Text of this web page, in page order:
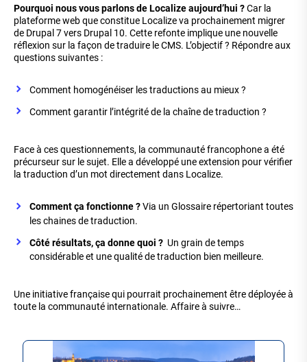
Pourquoi nous vous parlons de Localize aujourd’hui ?Car la
plateforme web que constitue Localize va prochainement migrer
de Drupal 7 vers Drupal 10. Cette refonte implique une nouvelle
réflexion sur la façon de traduire le CMS. L’objectif ? Répondre aux
questions suivantes :
Comment homogénéiser les traductions au mieux ?
Comment garantir l’intégrité de la chaîne de traduction ?
Face à ces questionnements, la communauté francophone a été
précurseur sur le sujet. Elle a développé une extension pour vérifier
la traduction d’un mot directement dans Localize.
Comment ça fonctionne ?Via un Glossaire répertoriant toutes
les chaines de traduction.
Côté résultats, ça donne quoi ? Un grain de temps
considérable et une qualité de traduction bien meilleure.
Une initiative française qui pourrait prochainement être déployée à
toute la communauté internationale. Affaire à suivre…